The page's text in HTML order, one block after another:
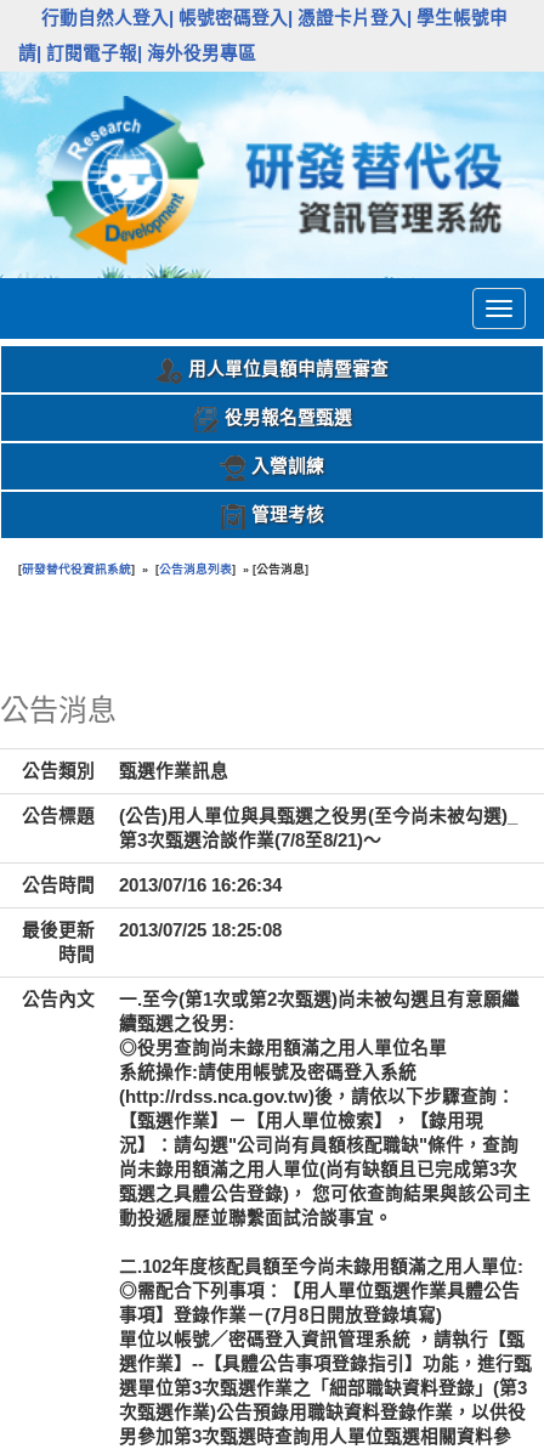
行動自然人登入| 帳號密碼登入| 憑證卡片登入|
學生帳號申
請| 訂閱電子報| 海外役男專區
用人單位員額申請暨審查
役男報名暨甄選
入營訓練
管理考核
[研發替代役資訊系統] » [公告消息列表] » [公告消息]
公告消息
公告類別 甄選作業訊息
公告標題
(公告)用人單位與具甄選之役男(至今尚未被勾選)_
第3次甄選洽談作業(7/8至8/21)～
公告時間 2013/07/16 16:26:34
最後更新
時間
2013/07/25 18:25:08
公告內文
一.至今(第1次或第2次甄選)尚未被勾選且有意願繼
續甄選之役男:
◎役男查詢尚未錄用額滿之用人單位名單
系統操作:請使用帳號及密碼登入系統
(http://rdss.nca.gov.tw)後，請依以下步驟查詢：
【甄選作業】－【用人單位檢索】，【錄用現
況】：請勾選"公司尚有員額核配職缺"條件，查詢
尚未錄用額滿之用人單位(尚有缺額且已完成第3次
甄選之具體公告登錄)， 您可依查詢結果與該公司主
動投遞履歷並聯繫面試洽談事宜。
二.102年度核配員額至今尚未錄用額滿之用人單位:
◎需配合下列事項：【用人單位甄選作業具體公告
事項】登錄作業－(7月8日開放登錄填寫)
單位以帳號／密碼登入資訊管理系統 ，請執行【甄
選作業】--【具體公告事項登錄指引】功能，進行甄
選單位第3次甄選作業之「細部職缺資料登錄」(第3
次甄選作業)公告預錄用職缺資料登錄作業，以供役
男參加第3次甄選時查詢用人單位甄選相關資料參